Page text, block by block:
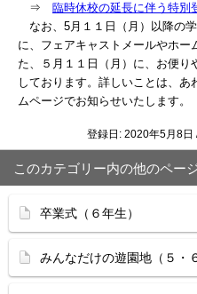
⇒ 臨時休校の延長に伴う特別
なお、5月１１日（月）以降の
に、フェアキャストメールやホー
た、５月１１日（月）に、お便り
しております。詳しいことは、
ムページでお知らせいたします。
登録日: 2020年5月8
このカテゴリー内の他のペー
卒業式（６年生）
みんなだけの遊園地（５・